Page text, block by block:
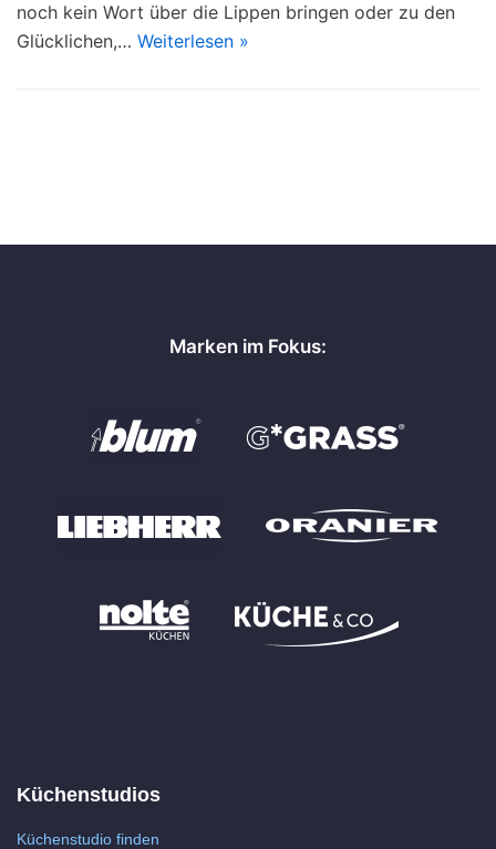
noch kein Wort über die Lippen bringen oder zu den
Glücklichen,… Weiterlesen »
Marken im Fokus:
Küchenstudios
Küchenstudio finden